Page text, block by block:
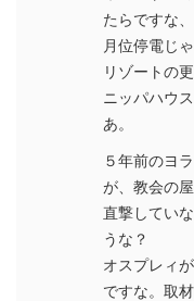
たらですな
月位停電じ
リゾートの
ニッパハウ
あ。
５年前のヨ
が、教会の
直撃してい
うな？
オスプレィ
ですな。取